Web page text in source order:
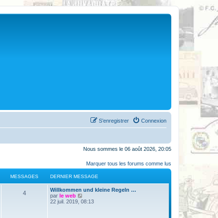
Connexion
S’enregistrer
Nous sommes le 06 août 2026, 20:05
Marquer tous les forums comme lus
MESSAGES DERNIER MESSAGE
4
Willkommen und kleine Regeln …
par le web
o
22 juil. 2019, 08:13